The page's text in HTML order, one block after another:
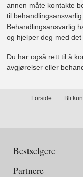
annen måte kontakte
til
Behandlingsansvarlig
og hjelper deg med det
Du har også rett til å
avgjørelser eller
Forside Bli
Bestselgere
Partnere